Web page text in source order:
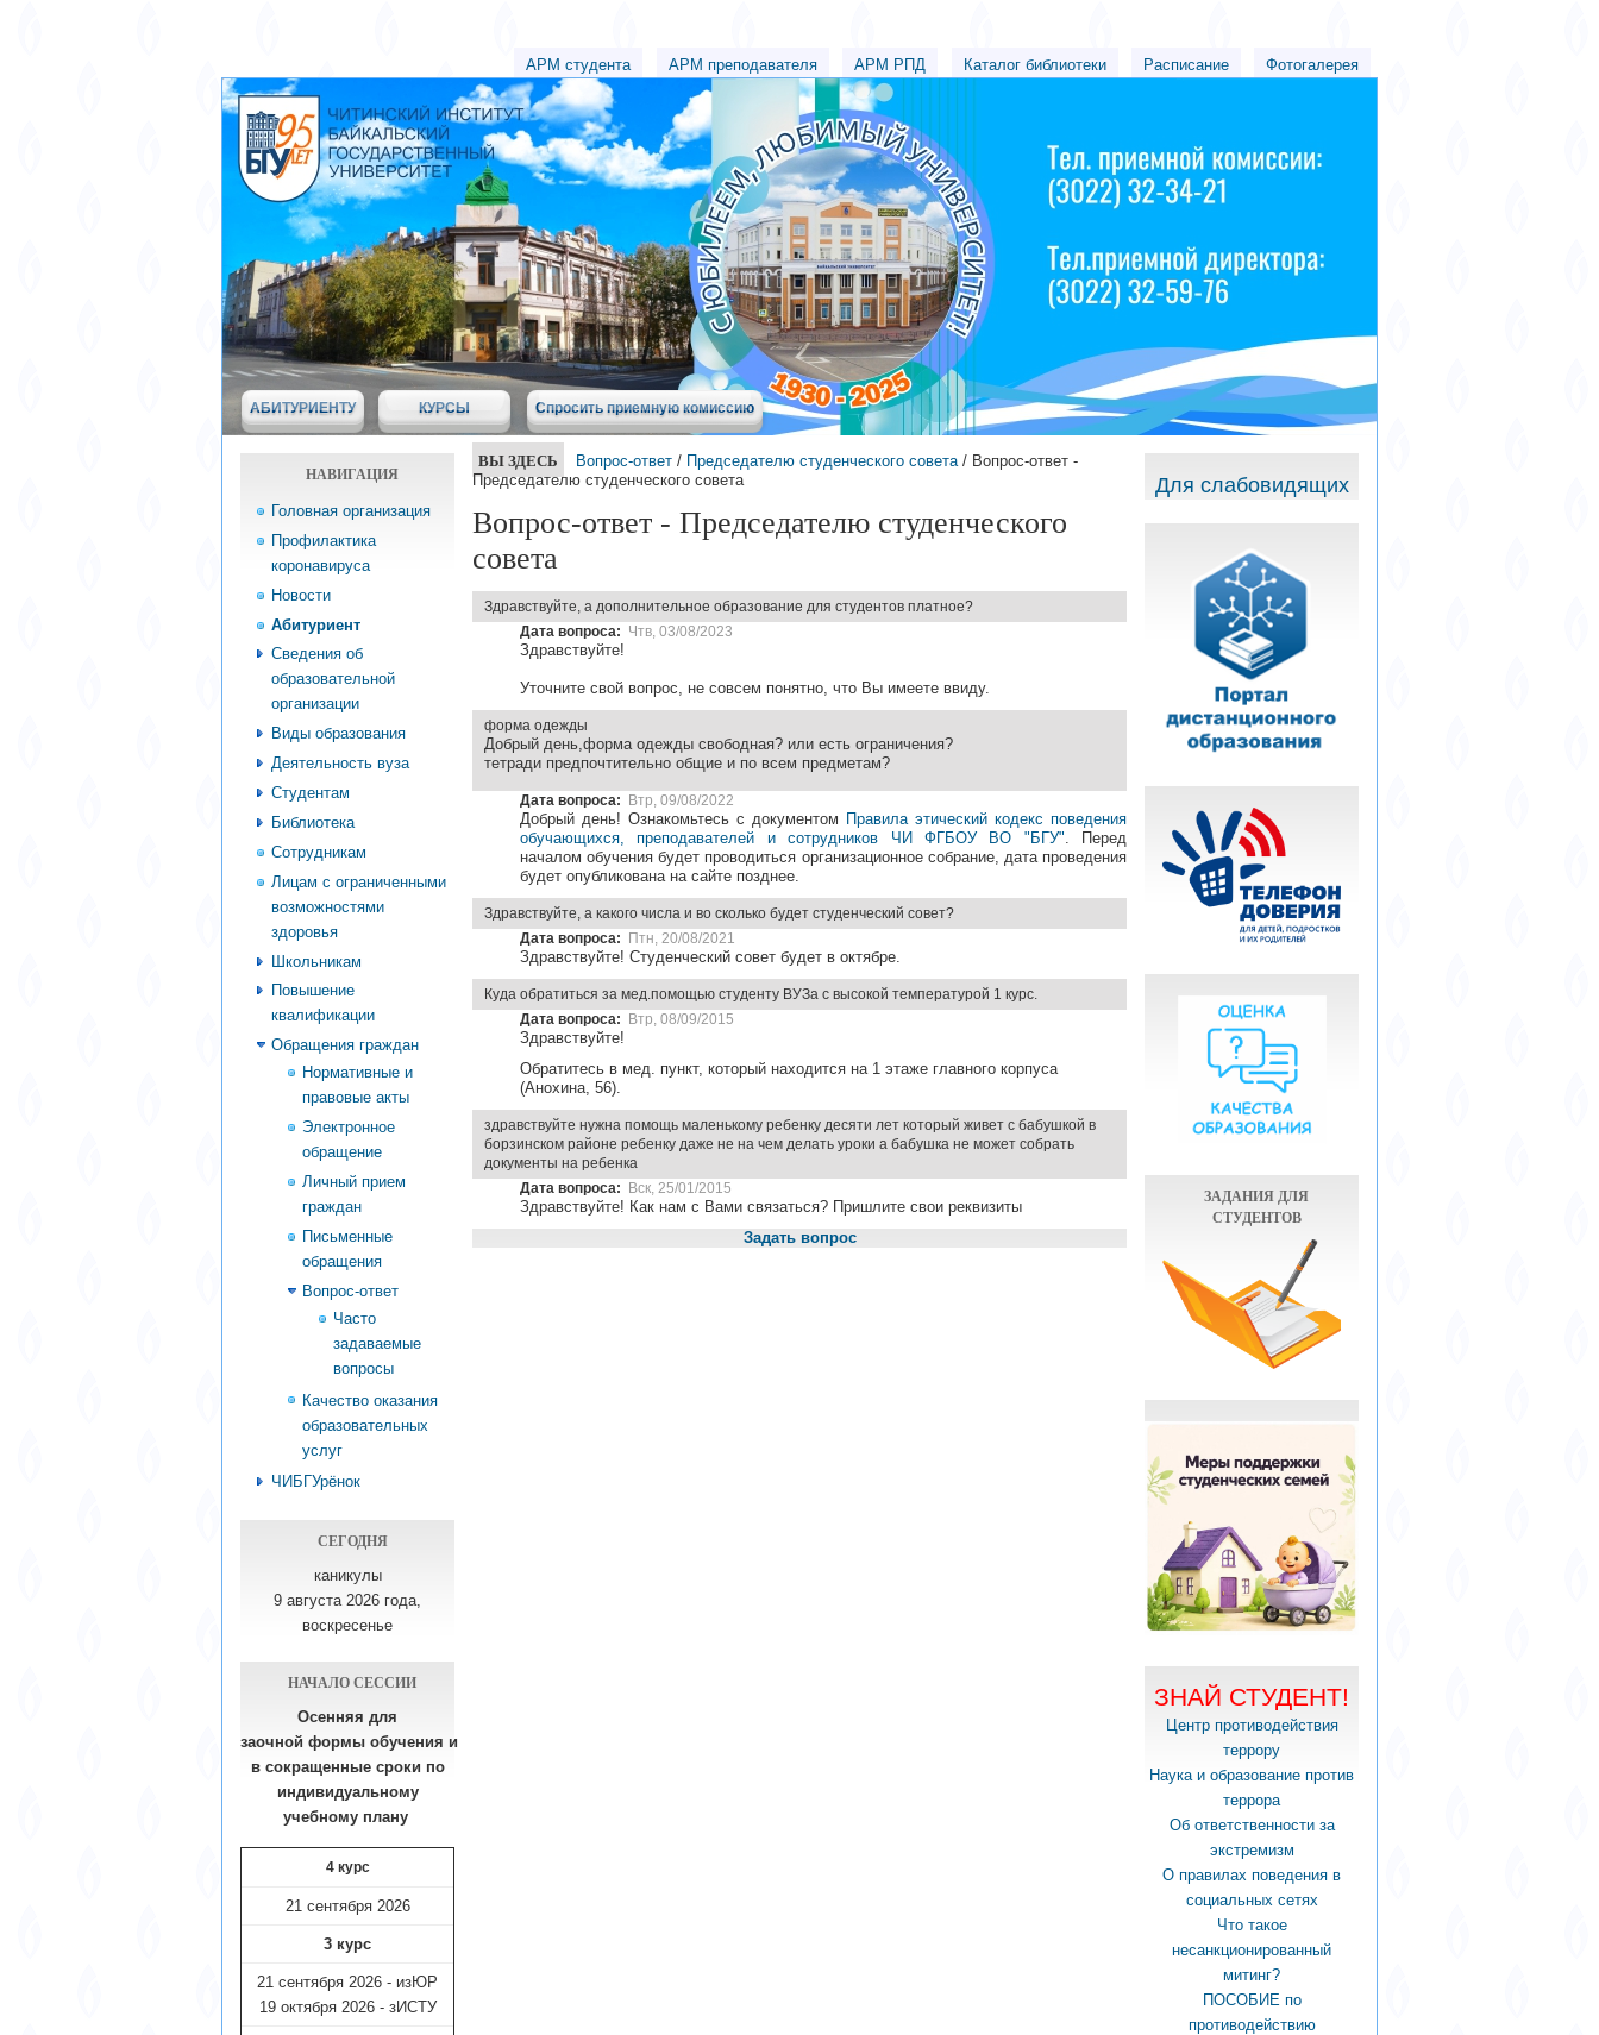
АРМ студента АРМ преподавателя АРМ РПД Каталог библиотеки Расписание Фотогалерея
АБИТУРИЕНТУ КУРСЫ Спросить приемную комиссию
НАВИГАЦИЯ
Головная организация
Профилактика
коронавируса
Новости
Абитуриент
Сведения об
образовательной
организации
Виды образования
Деятельность вуза
Студентам
Библиотека
Сотрудникам
Лицам с ограниченными
возможностями
здоровья
Школьникам
Повышение
квалификации
Обращения граждан
Нормативные и
правовые акты
Электронное
обращение
Личный прием
граждан
Письменные
обращения
Вопрос-ответ
Часто
задаваемые
вопросы
Качество оказания
образовательных
услуг
ЧИБГУрёнок
СЕГОДНЯ
каникулы
9 августа 2026 года,
воскресенье
НАЧАЛО СЕССИИ
Осенняя для
заочной формы обучения и
в сокращенные сроки по
индивидуальному
учебному плану​
4 курс
21 сентября 2026
3 курс
21 сентября 2026 - изЮР
19 октября 2026 - зИСТУ
ВЫ ЗДЕСЬ Вопрос-ответ / Председателю студенческого совета/ Вопрос-ответ -
Председателю студенческого совета
Вопрос-ответ - Председателю студенческого
совета
Здравствуйте, а дополнительное образование для студентов платное?
Дата вопроса: Чтв, 03/08/2023
Здравствуйте!
Уточните свой вопрос, не совсем понятно, что Вы имеете ввиду.
форма одежды
Добрый день,форма одежды свободная? или есть ограничения?
тетради предпочтительно общие и по всем предметам?
Дата вопроса: Втр, 09/08/2022
Добрый день! Ознакомьтесь с документом Правила этический кодекс поведения
обучающихся, преподавателей и сотрудников ЧИ ФГБОУ ВО "БГУ". Перед
началом обучения будет проводиться организационное собрание, дата проведения
будет опубликована на сайте позднее.
Здравствуйте, а какого числа и во сколько будет студенческий совет?
Дата вопроса:
Птн, 20/08/2021
Здравствуйте! Студенческий совет будет в октябре.
Куда обратиться за мед.помощью студенту ВУЗа с высокой температурой 1 курс.
Дата вопроса:
Втр, 08/09/2015
Здравствуйте!
Обратитесь в мед. пункт, который находится на 1 этаже главного корпуса
(Анохина, 56).
здравствуйте нужна помощь маленькому ребенку десяти лет который живет с бабушкой в
борзинском районе ребенку даже не на чем делать уроки а бабушка не может собрать
документы на ребенка
Дата вопроса:
Вск, 25/01/2015
Здравствуйте! Как нам с Вами связаться? Пришлите свои реквизиты
Задать вопрос
Для слабовидящих
ЗАДАНИЯ ДЛЯ
СТУДЕНТОВ
ЗНАЙ СТУДЕНТ!
Центр противодействия
террору
Наука и образование против
террора
Об ответственности за
экстремизм
О правилах поведения в
социальных сетях
Что такое
несанкционированный
митинг?
ПОСОБИЕ по
противодействию